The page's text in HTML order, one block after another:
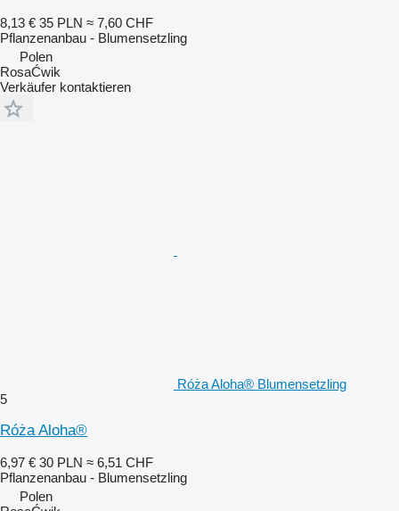
8,13 € 35 PLN ≈ 7,60 CHF
Pflanzenanbau - Blumensetzling
Polen
RosaĆwik
Verkäufer kontaktieren
Róża Aloha® Blumensetzling
5
Róża Aloha®
6,97 € 30 PLN ≈ 6,51 CHF
Pflanzenanbau - Blumensetzling
Polen